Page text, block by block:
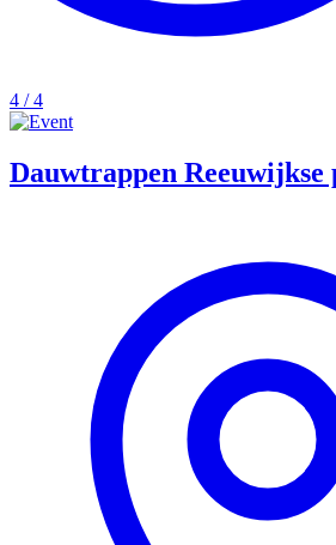
4 / 4
Dauwtrappen Reeuwijkse